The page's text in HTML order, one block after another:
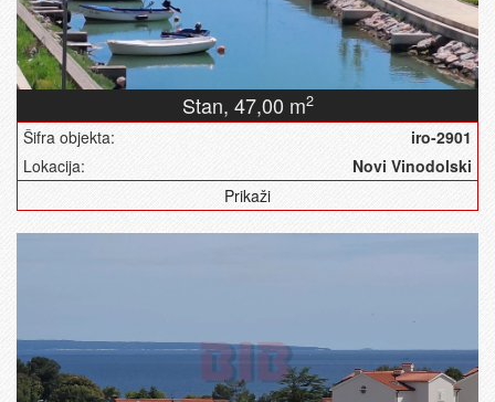
Stan, 47,00 m2
Šifra objekta:
iro-2901
Lokacija:
Novi Vinodolski
Prikaži